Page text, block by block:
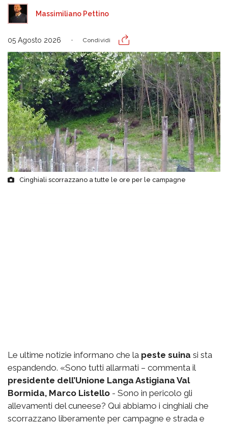
Massimiliano Pettino
05 Agosto 2026 Condividi
Cinghiali scorrazzano a tutte le ore per le campagne
Le ultime notizie informano che la peste suina si sta
espandendo. «Sono tutti allarmati – commenta il
presidente dell’Unione Langa Astigiana Val
Bormida, Marco Listello - Sono in pericolo gli
allevamenti del cuneese? Qui abbiamo i cinghiali che
scorrazzano liberamente per campagne e strada e